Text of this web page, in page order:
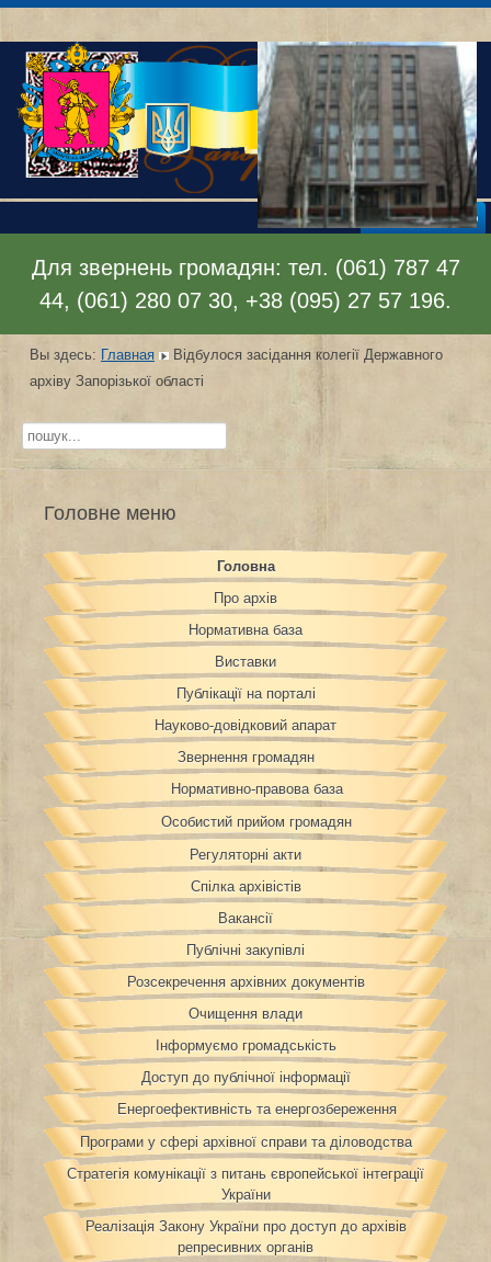
Раскрыть меню
Для звернень громадян: тел. (061) 787 47
44, (061) 280 07 30, +38 (095) 27 57 196.
Вы здесь: Главная
Відбулося засідання колегії Державного
архіву Запорізької області
Искать...
Головне меню
Головна
Про архів
Нормативна база
Виставки
Публікації на порталі
Науково-довідковий апарат
Звернення громадян
Нормативно-правова база
Особистий прийом громадян
Регуляторні акти
Спілка архівістів
Вакансії
Публічні закупівлі
Розсекречення архівних документів
Очищення влади
Інформуємо громадськість
Доступ до публічної інформації
Енергоефективність та енергозбереження
Програми у сфері архівної справи та діловодства
Стратегія комунікації з питань європейської інтеграції
України
Реалізація Закону України про доступ до архівів
репресивних органів